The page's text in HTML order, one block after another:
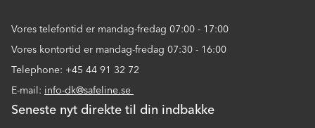
Vores telefontid er mandag-fredag 07:00 - 17:00
Vores kontortid er mandag-fredag 07:30 - 16:00
Telephone: +45 44 91 32 72
E-mail: info-dk@safeline.se
Seneste nyt direkte til din indbakke